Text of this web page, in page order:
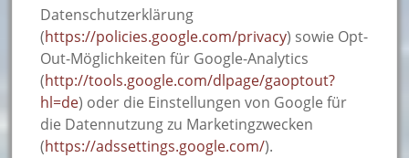
Datenschutzerklärung
(https://policies.google.com/privacy) sowie Opt-
Out-Möglichkeiten für Google-Analytics
(http://tools.google.com/dlpage/gaoptout?
hl=de) oder die Einstellungen von Google für
die Datennutzung zu Marketingzwecken
(https://adssettings.google.com/).